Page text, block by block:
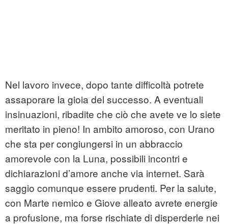
Nel lavoro invece, dopo tante difficoltà potrete
assaporare la gioia del successo. A eventuali
insinuazioni, ribadite che ciò che avete ve lo siete
meritato in pieno! In ambito amoroso, con Urano
che sta per congiungersi in un abbraccio
amorevole con la Luna, possibili incontri e
dichiarazioni d’amore anche via internet. Sarà
saggio comunque essere prudenti. Per la salute,
con Marte nemico e Giove alleato avrete energie
a profusione, ma forse rischiate di disperderle nei